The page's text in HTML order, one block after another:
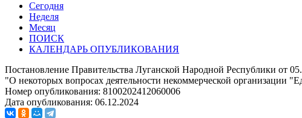
Сегодня
Неделя
Месяц
ПОИСК
КАЛЕНДАРЬ ОПУБЛИКОВАНИЯ
Постановление Правительства Луганской Народной Республики от
"О некоторых вопросах деятельности некоммерческой
Номер опубликования: 8100202412060006
Дата опубликования: 06.12.2024